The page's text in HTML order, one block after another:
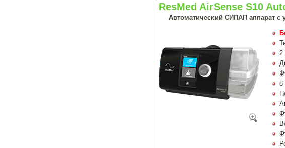
ResMed AirSense S10
Автоматический СИПАП аппарат с
2
8